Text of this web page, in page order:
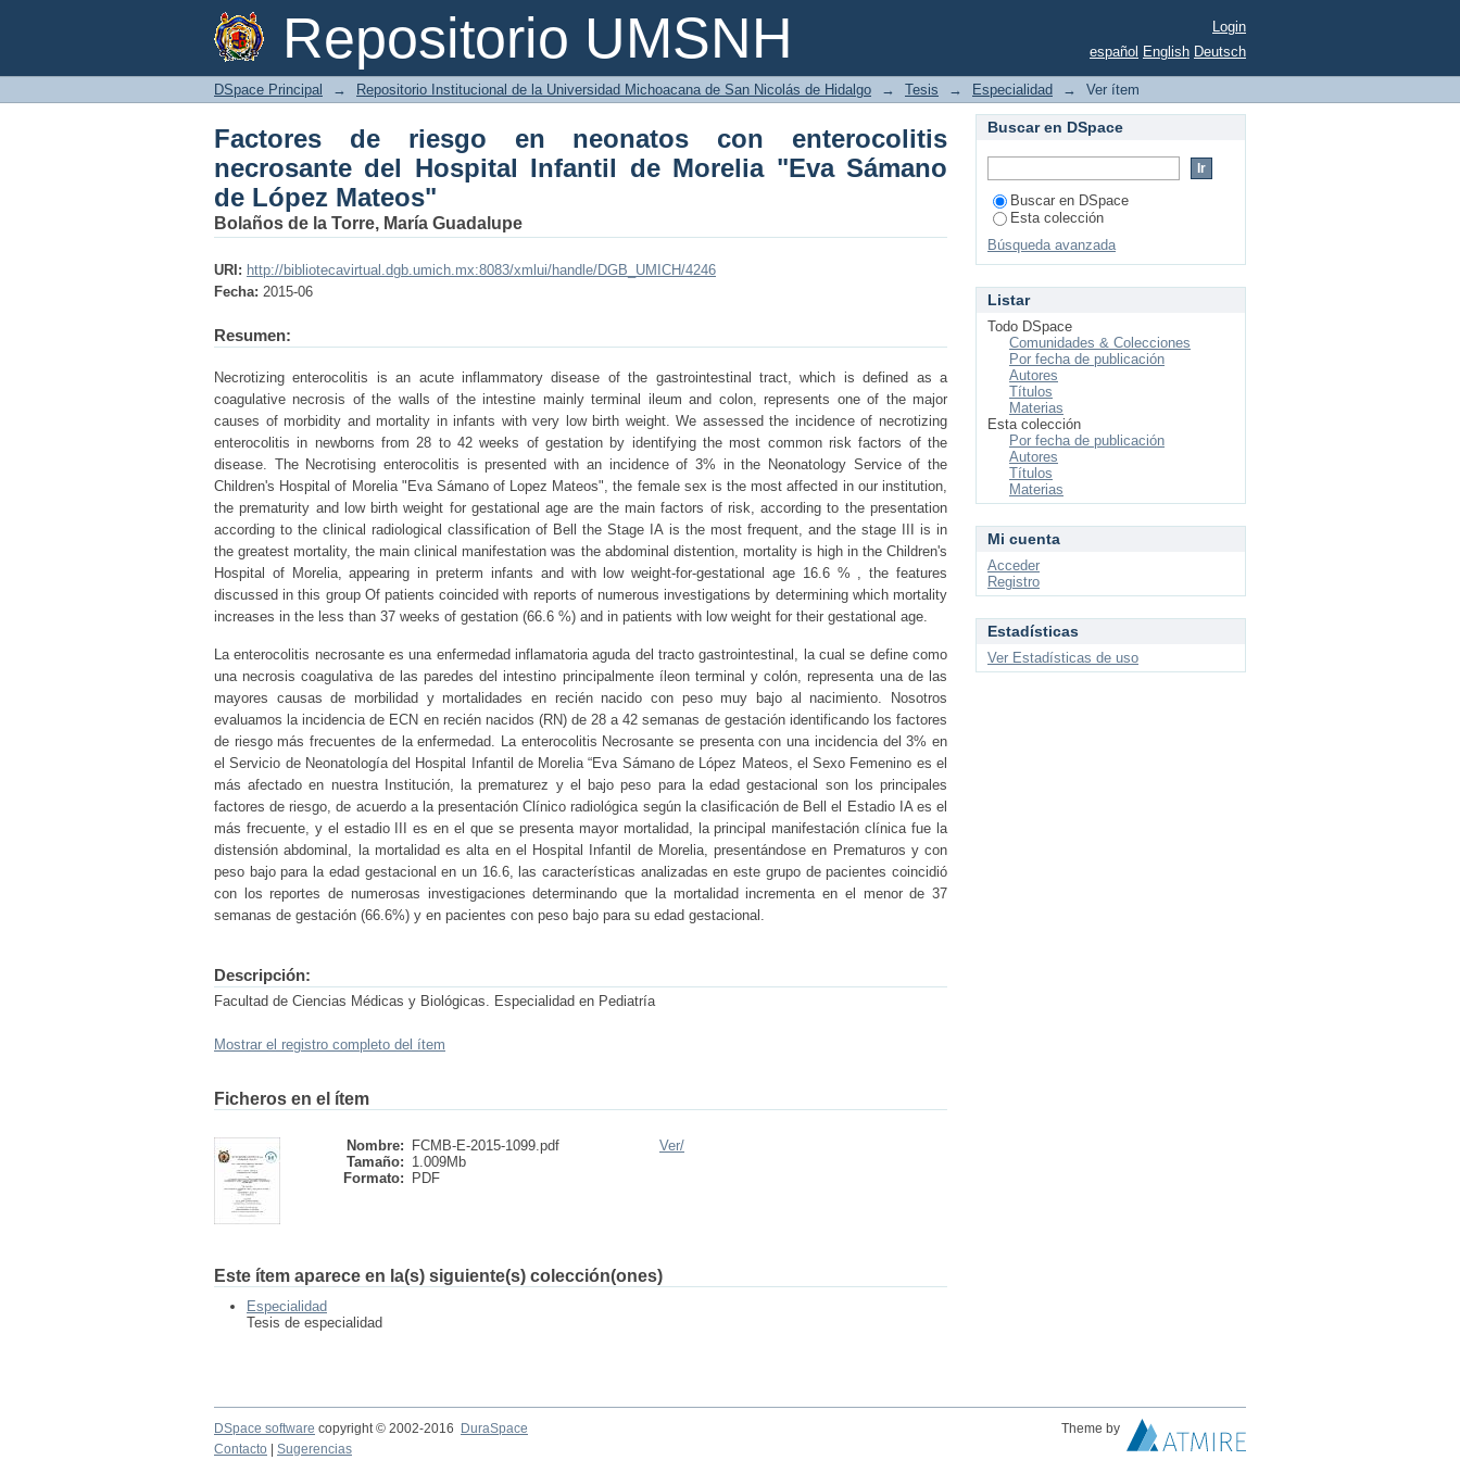
Repositorio UMSNH
Factores de riesgo en neonatos con enterocolitis necrosante del Hospital Infantil
de Morelia "Eva Sámano de López Mateos"
Login
español English Deutsch
DSpace Principal → Repositorio Institucional de la Universidad Michoacana de San Nicolás de Hidalgo → Tesis → Especialidad → Ver ítem
Factores de riesgo en neonatos con enterocolitis
necrosante del Hospital Infantil de Morelia "Eva Sámano
de López Mateos"
Bolaños de la Torre, María Guadalupe
URI: http://bibliotecavirtual.dgb.umich.mx:8083/xmlui/handle/DGB_UMICH/4246
Fecha: 2015-06
Resumen:
Necrotizing enterocolitis is an acute inflammatory disease of the gastrointestinal tract, which is defined as a
coagulative necrosis of the walls of the intestine mainly terminal ileum and colon, represents one of the major
causes of morbidity and mortality in infants with very low birth weight. We assessed the incidence of necrotizing
enterocolitis in newborns from 28 to 42 weeks of gestation by identifying the most common risk factors of the
disease. The Necrotising enterocolitis is presented with an incidence of 3% in the Neonatology Service of the
Children's Hospital of Morelia "Eva Sámano of Lopez Mateos", the female sex is the most affected in our institution,
the prematurity and low birth weight for gestational age are the main factors of risk, according to the presentation
according to the clinical radiological classification of Bell the Stage IA is the most frequent, and the stage III is in
the greatest mortality, the main clinical manifestation was the abdominal distention, mortality is high in the Children's
Hospital of Morelia, appearing in preterm infants and with low weight-for-gestational age 16.6 % , the features
discussed in this group Of patients coincided with reports of numerous investigations by determining which mortality
increases in the less than 37 weeks of gestation (66.6 %) and in patients with low weight for their gestational age.
La enterocolitis necrosante es una enfermedad inflamatoria aguda del tracto gastrointestinal, la cual se define como
una necrosis coagulativa de las paredes del intestino principalmente íleon terminal y colón, representa una de las
mayores causas de morbilidad y mortalidades en recién nacido con peso muy bajo al nacimiento. Nosotros
evaluamos la incidencia de ECN en recién nacidos (RN) de 28 a 42 semanas de gestación identificando los factores
de riesgo más frecuentes de la enfermedad. La enterocolitis Necrosante se presenta con una incidencia del 3% en
el Servicio de Neonatología del Hospital Infantil de Morelia “Eva Sámano de López Mateos, el Sexo Femenino es el
más afectado en nuestra Institución, la prematurez y el bajo peso para la edad gestacional son los principales
factores de riesgo, de acuerdo a la presentación Clínico radiológica según la clasificación de Bell el Estadio IA es el
más frecuente, y el estadio III es en el que se presenta mayor mortalidad, la principal manifestación clínica fue la
distensión abdominal, la mortalidad es alta en el Hospital Infantil de Morelia, presentándose en Prematuros y con
peso bajo para la edad gestacional en un 16.6, las características analizadas en este grupo de pacientes coincidió
con los reportes de numerosas investigaciones determinando que la mortalidad incrementa en el menor de 37
semanas de gestación (66.6%) y en pacientes con peso bajo para su edad gestacional.
Descripción:
Facultad de Ciencias Médicas y Biológicas. Especialidad en Pediatría
Mostrar el registro completo del ítem
Ficheros en el ítem
Nombre:
FCMB-E-2015-1099.pdf
Tamaño: 1.009Mb
Formato:
PDF
Ver/
Este ítem aparece en la(s) siguiente(s) colección(ones)
Especialidad
Tesis de especialidad
Buscar en DSpace
Buscar en DSpace
Esta colección
Búsqueda avanzada
Listar
Todo DSpace
Comunidades & Colecciones
Por fecha de publicación
Autores
Títulos
Materias
Esta colección
Por fecha de publicación
Autores
Títulos
Materias
Mi cuenta
Acceder
Registro
Estadísticas
Ver Estadísticas de uso
DSpace software copyright © 2002-2016 DuraSpace
Theme by
Contacto
Sugerencias